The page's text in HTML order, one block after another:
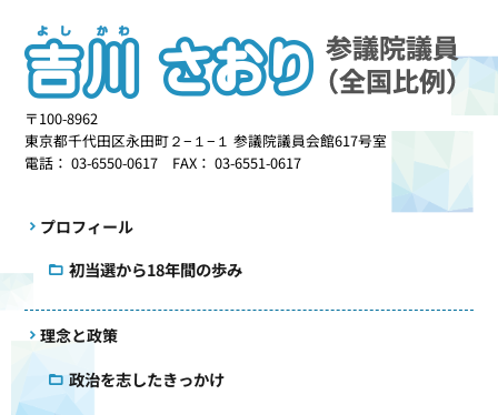
〒100-8962
東京都千代田区永田町２−１−１ 参議院議員会館617号室
電話： 03-6550-0617 FAX： 03-6551-0617
プロフィール
初当選から18年間の歩み
理念と政策
政治を志したきっかけ